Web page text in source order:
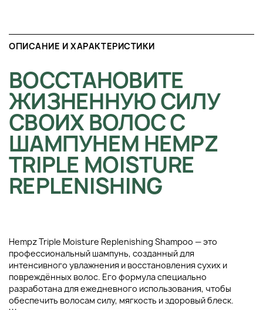
ОПИСАНИЕ И ХАРАКТЕРИСТИКИ
ВОССТАНОВИТЕ
ЖИЗНЕННУЮ СИЛУ
СВОИХ ВОЛОС С
ШАМПУНЕМ HEMPZ
TRIPLE MOISTURE
REPLENISHING
Hempz Triple Moisture Replenishing Shampoo — это
профессиональный шампунь, созданный для
интенсивного увлажнения и восстановления сухих и
повреждённых волос. Его формула специально
разработана для ежедневного использования, чтобы
обеспечить волосам силу, мягкость и здоровый блеск.